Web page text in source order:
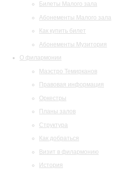
Билеты Малого зала
Абонементы Малого зала
Как купить билет
Абонементы Музитория
О филармонии
Маэстро Темирканов
Правовая информация
Оркестры
Планы залов
Структура
Как добраться
Визит в филармонию
История